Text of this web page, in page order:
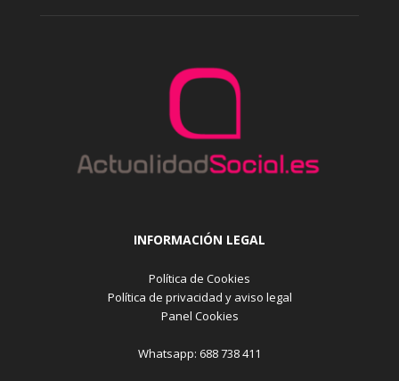
INFORMACIÓN LEGAL
Política de Cookies
Política de privacidad y aviso legal
Panel Cookies
Whatsapp: 688 738 411